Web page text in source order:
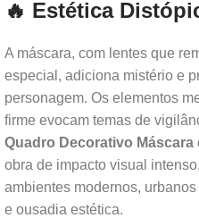
🔥 Estética
A máscara, com lentes que
especial, adiciona mistério e
personagem. Os elementos
firme evocam temas de
Quadro Decorativo Máscara
obra de impacto visual
ambientes modernos,
e ousadia estética.